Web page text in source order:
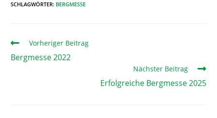
SCHLAGWÖRTER: BERGMESSE
Vorheriger Beitrag
Bergmesse 2022
Nächster Beitrag
Erfolgreiche Bergmesse 2025